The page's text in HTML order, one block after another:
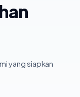
yang siapkan